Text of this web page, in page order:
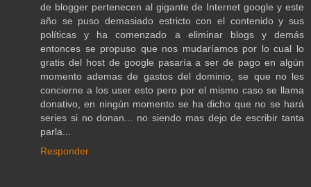
de blogger pertenecen al gigante de Internet google y este
año se puso demasiado estricto con el contenido y sus
políticas y ha comenzado a eliminar blogs y demás
entonces se propuso que nos mudaríamos por lo cual lo
gratis del host de google pasaría a ser de pago en algún
momento ademas de gastos del dominio, se que no les
concierne a los user esto pero por el mismo caso se llama
donativo, en ningún momento se ha dicho que no se hará
series si no donan... no siendo mas dejo de escribir tanta
parla...
Responder